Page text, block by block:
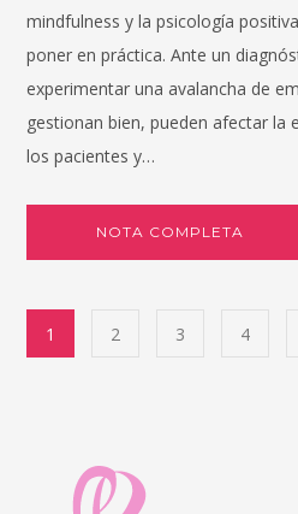
mindfulness y la psicología
poner en práctica. Ante un
experimentar una avalancha de
gestionan bien, pueden afectar la
los pacientes y…
NOTA COMPLETA
1 2 3 4